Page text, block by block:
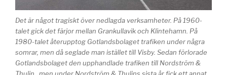
Det är något tragiskt över nedlagda verksamheter. På 1960-
talet gick det färjor mellan Grankullavik och Klintehamn. På
1980-talet återupptog Gotlandsbolaget trafiken under några
somrar, men då seglade man istället till Visby. Sedan förlorade
Gotlandsbolaget den upphandlade trafiken till Nordström &